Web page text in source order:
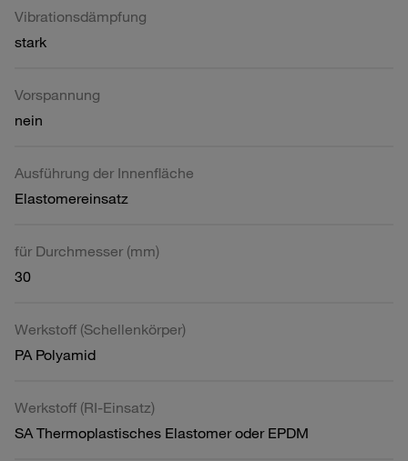
Vibrationsdämpfung
stark
Vorspannung
nein
Ausführung der Innenfläche
Elastomereinsatz
für Durchmesser (mm)
30
Werkstoff (Schellenkörper)
PA Polyamid
Werkstoff (RI-Einsatz)
SA Thermoplastisches Elastomer oder EPDM